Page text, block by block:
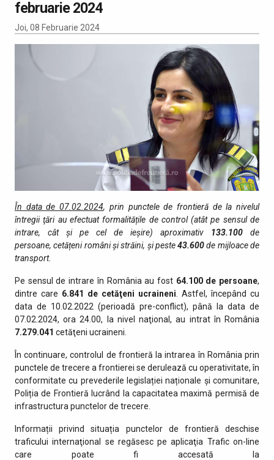
februarie 2024
Joi, 08 Februarie 2024
În data de 07.02.2024, prin punctele de fro­ntieră de la nivelul
întregii ţări au efectuat formalitățile de control (atât pe sensul de
intrare, cât şi pe cel de ieşire) aproximativ 133.100
de
persoane, cetățeni români și străini, şi peste43.600de mijloace de
transport.
Pe sensul de intrare în România au fost 64.100 de persoane,
dintre care 6.841 de cetăţeni ucraineni . Astfel, începând cu
data de 10.02.2022 (perioadă pre-conflict), până la data de
07.02.2024, ora 24.00, la nivel naţional, au intrat în România
7.279.041 cetăţeni ucraineni.
În continuare, controlul de frontieră la intrarea în România prin
punctele de trecere a frontierei se derulează cu operativitate, în
conformitate cu prevederile legislației naționale și comunitare,
Poliția de Frontieră lucrând la capacitatea maximă permisă de
infrastructura punctelor de trecere.
Informații privind situația punctelor de frontieră deschise
traficului internaţional se regăsesc pe aplicaţia Trafic on-line
care poate fi accesată la